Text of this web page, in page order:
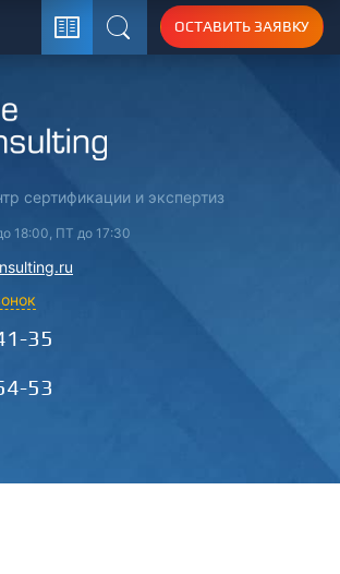
Поиск
ОСТАВИТЬ ЗАЯВКУ
сертификации и экспертиз
18:00, ПТ до 17:30
35
53